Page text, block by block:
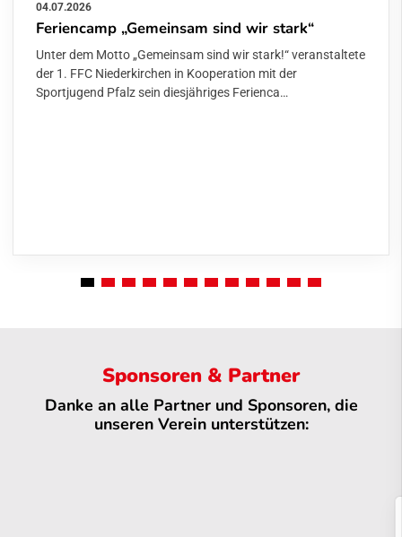
04.07.2026
Feriencamp „Gemeinsam sind wir stark“
Unter dem Motto „Gemeinsam sind wir stark!“ veranstaltete
der 1. FFC Niederkirchen in Kooperation mit der
Sportjugend Pfalz sein diesjähriges Ferienca…
Sponsoren & Partner
Danke an alle Partner und Sponsoren, die
unseren Verein unterstützen: